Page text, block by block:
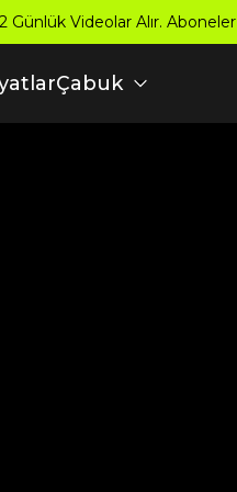
Günlük Videolar Alır. Aboneler
Çabuk